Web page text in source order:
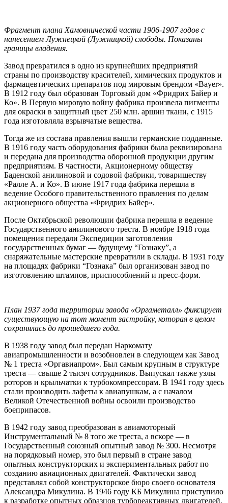
Фрагмент плана Хамовнической части 1906-1907 годов с
нанесением Лужнецкой (Лужницкой) слободы. Показаны
границы владения.
Завод превратился в одно из крупнейших предприятий
страны по производству красителей, химических продуктов и
фармацевтических препаратов под мировым брендом «Bayer».
В 1912 году был образован Торговый дом «Фридрих Байер и
Ко». В Первую мировую войну фабрика произвела пигменты
для окраски в защитный цвет 250 млн. аршин ткани, с 1915
года изготовляла взрывчатые вещества.
Тогда же из состава правления вышли германские подданные.
В 1916 году часть оборудования фабрики была реквизирована
и передана для производства оборонной продукции другим
предприятиям. В частности, Акционерному обществу
Баденской анилиновой и содовой фабрики, товариществу
«Ралле А. и Ко». В июне 1917 года фабрика перешла в
ведение Особого правительственного правления по делам
акционерного общества «Фридрих Байер».
После Октябрьской революции фабрика перешла в ведение
Государственного анилинового треста. В ноябре 1918 года
помещения передали Экспедиции заготовления
государственных бумаг — будущему “Гознаку”, а
снаряжательные мастерские превратили в склады. В 1931 году
на площадях фабрики “Гознака” был организован завод по
изготовлению штампов, приспособлений и пресс-форм.
План 1937 года территории завода «Оргаметалл» фиксирует
существующую на тот момент застройку, которая в целом
сохранялась до прошедшего года.
В 1938 году завод был передан Наркомату
авиапромышленности и возобновлен в следующем как Завод
№ 1 треста «Оргавиапром». Был самым крупным в структуре
треста — свыше 2 тысяч сотрудников. Выпускал также узлы
роторов и крыльчатки к турбокомпрессорам. В 1941 году здесь
стали производить лафеты к авиапушкам, а с началом
Великой Отечественной войны освоили производство
боеприпасов.
В 1942 году завод преобразован в авиамоторный
Инструментальный № 8 того же треста, а вскоре — в
Государственный союзный опытный завод № 300. Несмотря
на порядковый номер, это был первый в стране завод
опытных конструкторских и экспериментальных работ по
созданию авиационных двигателей. Фактически завод
представлял собой конструкторское бюро своего основателя
Александра Микулина. В 1946 году КБ Микулина приступило
к разработке опытных образцов турбореактивных двигателей.